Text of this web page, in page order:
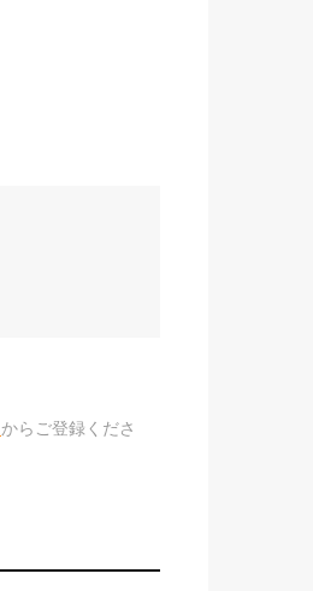
からご登録くださ